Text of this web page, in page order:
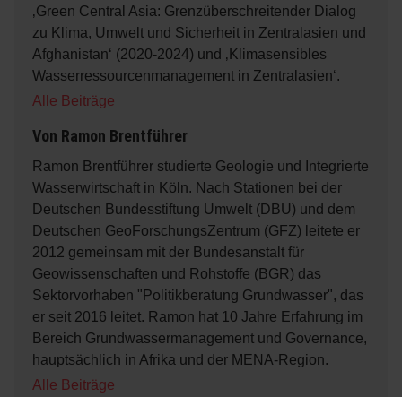
‚Green Central Asia: Grenzüberschreitender Dialog
zu Klima, Umwelt und Sicherheit in Zentralasien und
Afghanistan‘ (2020-2024) und ‚Klimasensibles
Wasserressourcenmanagement in Zentralasien‘.
Alle Beiträge
Von Ramon Brentführer
Ramon Brentführer studierte Geologie und Integrierte
Wasserwirtschaft in Köln. Nach Stationen bei der
Deutschen Bundesstiftung Umwelt (DBU) und dem
Deutschen GeoForschungsZentrum (GFZ) leitete er
2012 gemeinsam mit der Bundesanstalt für
Geowissenschaften und Rohstoffe (BGR) das
Sektorvorhaben "Politikberatung Grundwasser", das
er seit 2016 leitet. Ramon hat 10 Jahre Erfahrung im
Bereich Grundwassermanagement und Governance,
hauptsächlich in Afrika und der MENA-Region.
Alle Beiträge